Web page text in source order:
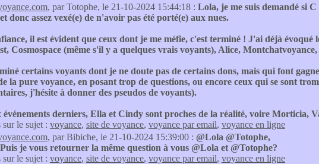
, par Totophe, le 21-10-2024 15:44:18 : Lola, je me suis demandé si
donc assez vexé(e) de n'avoir pas été porté(e) aux nues.
il est évident que ceux dont je me méfie, c'est terminé ! J'ai déjà évoqué
Cosmospace (même s'il y a quelques vrais voyants), Alice,
certains voyants dont je ne doute pas de certains dons, mais qui font
la pure voyance, en posant trop de questions, ou encore ceux qui se sont
j'hésite à donner des pseudos de voyants).
derniers, Ella et Cindy sont proches de la réalité, voire Morticia,
sur le sujet : voyance, site de voyance, voyance par email, voyance en ligne
, par Bibiche, le 21-10-2024 15:39:00 : @Lola @Totophe,
je vous retourner la même question à vous @Lola et @Totophe?
sur le sujet : voyance, site de voyance, voyance par email, voyance en ligne